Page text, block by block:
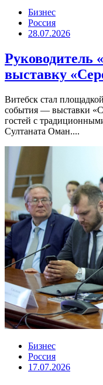
Бизнес
Россия
28.07.2026
Руководитель
выставку
Витебск стал
события — выставки
гостей с
Султаната Оман....
Бизнес
Россия
17.07.2026